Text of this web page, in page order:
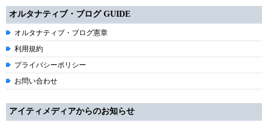
オルタナティブ・ブログ GUIDE
オルタナティブ・ブログ憲章
利用規約
プライバシーポリシー
お問い合わせ
アイティメディアからのお知らせ